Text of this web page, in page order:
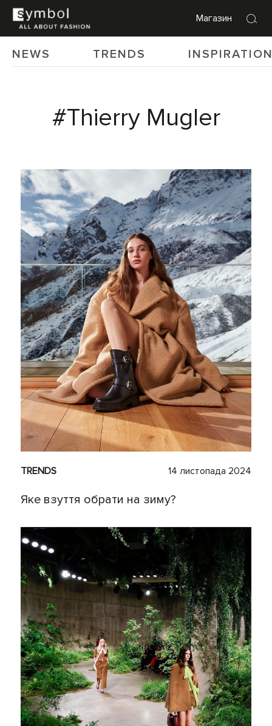
Магазин
NEWS TRENDS
#Thierry Mugler
TRENDS 14 листопада 2024
Яке взуття обрати на зиму?